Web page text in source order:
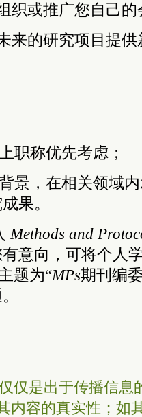
织或推广您自己
来的研究项目提
职称优先考虑；
景，在相关领域
果。
Methods and
意向，可将个人
题为“MPs期刊编
仅是出于传播信息
内容的真实性；如